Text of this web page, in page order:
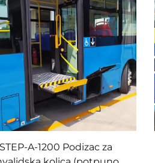
STEP-A-1200 Podizac za